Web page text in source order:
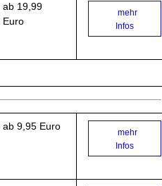
ab 19,99
Euro
mehr
Infos
ab 9,95 Euro
mehr
Infos